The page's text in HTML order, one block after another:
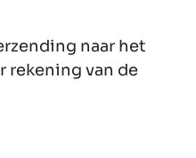
naar het
rekening van de